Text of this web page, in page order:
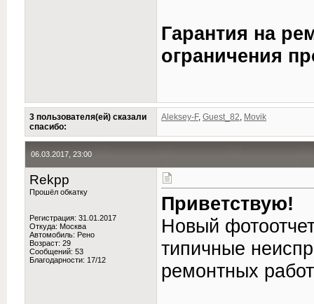
Гарантия на
ограничения
3 пользователя(ей) сказали
cпасибо:
Aleksey-F, Guest_82, Movik
06.03.2017, 23:00
Rekpp
Прошёл обкатку
Регистрация: 31.01.2017
Откуда: Москва
Автомобиль: Рено
Возраст: 29
Сообщений: 53
Благодарности: 17/12
Приветствую!
Новый
типичные
ремонтных